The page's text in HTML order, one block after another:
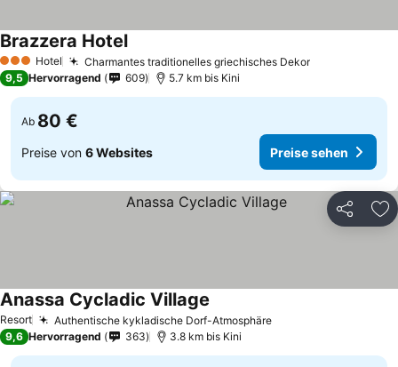
3 SterneHotel Charmantes traditionelles griechisches Dekor
Brazzera Hotel
9,5 Hervorragend 609 5.7 km bis Kini
Ab 80 €
Preise von 6 Websites Preise sehen
Teilen
Resort Authentische kykladische Dorf-Atmosphäre
Anassa Cycladic Village
9,6 Hervorragend 363 3.8 km bis Kini